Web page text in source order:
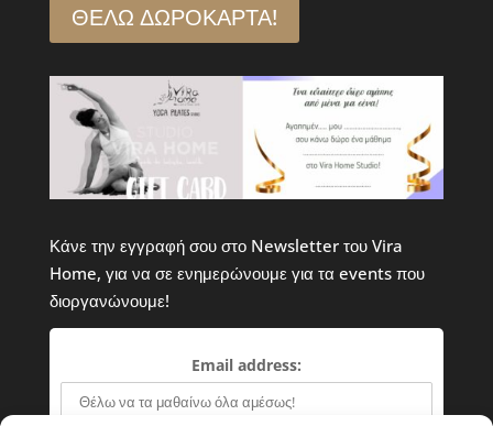
ΘΕΛΩ ΔΩΡΟΚΑΡΤΑ!
Κάνε την εγγραφή σου στο Newsletter του Vira
Home, για να σε ενημερώνουμε για τα events που
διοργανώνουμε!
Email address: